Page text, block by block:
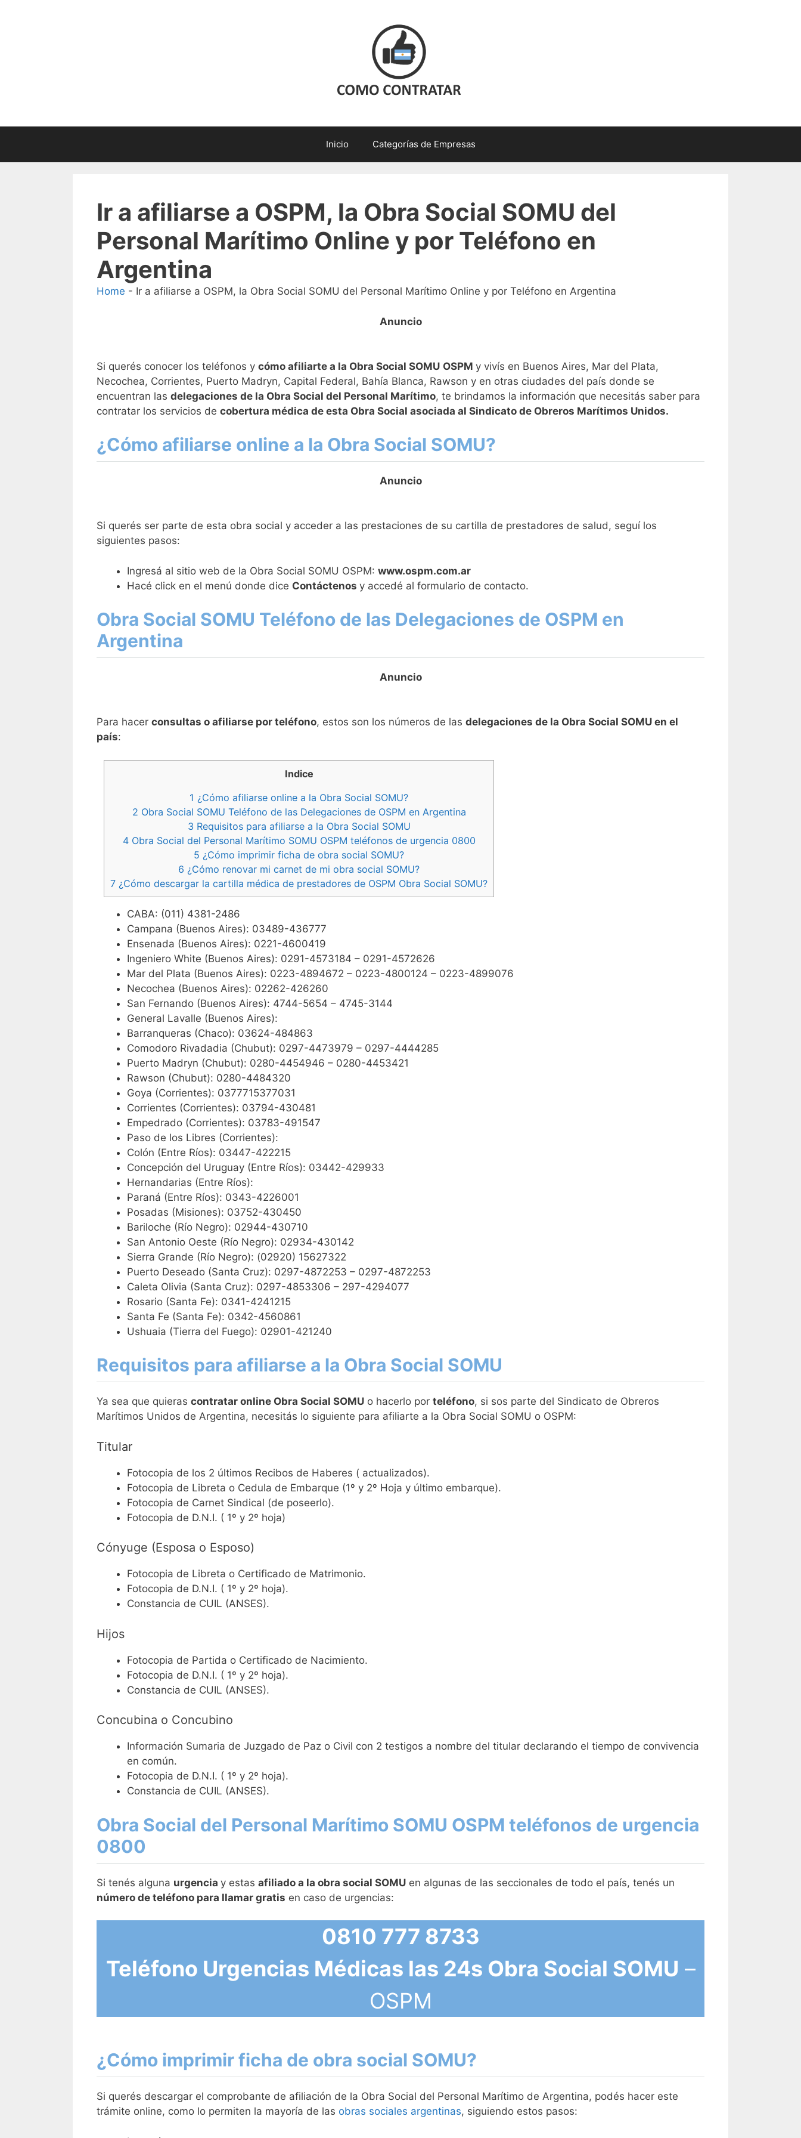
Inicio Categorías de Empresas
Ir a afiliarse a OSPM, la Obra Social SOMU del
Personal Marítimo Online y por Teléfono en
Argentina
Home - Ir a afiliarse a OSPM, la Obra Social SOMU del Personal Marítimo Online y por Teléfono en Argentina
Si querés conocer los teléfonos y cómo afiliarte a la Obra Social SOMU OSPM y vivís en Buenos Aires, Mar del Plata,
Necochea, Corrientes, Puerto Madryn, Capital Federal, Bahía Blanca, Rawson y en otras ciudades del país donde se
encuentran las delegaciones de la Obra Social del Personal Marítimo, te brindamos la información que necesitás saber para
contratar los servicios de cobertura médica de esta Obra Social asociada al Sindicato de Obreros Marítimos Unidos.
¿Cómo afiliarse online a la Obra Social SOMU?
Si querés ser parte de esta obra social y acceder a las prestaciones de su cartilla de prestadores de salud, seguí los
siguientes pasos:
Ingresá al sitio web de la Obra Social SOMU OSPM: www.ospm.com.ar
Hacé click en el menú donde dice Contáctenos y accedé al formulario de contacto.
Obra Social SOMU Teléfono de las Delegaciones de OSPM en
Argentina
Para hacer consultas o afiliarse por teléfono, estos son los números de las delegaciones de la Obra Social SOMU en el
país:
Indice
1 ¿Cómo afiliarse online a la Obra Social SOMU?
2 Obra Social SOMU Teléfono de las Delegaciones de OSPM en Argentina
3 Requisitos para afiliarse a la Obra Social SOMU
4Obra Social del Personal Marítimo SOMU OSPM teléfonos de urgencia 0800
5 ¿Cómo imprimir ficha de obra social SOMU?
6 ¿Cómo renovar mi carnet de mi obra social SOMU?
7 ¿Cómo descargar la cartilla médica de prestadores de OSPM Obra Social SOMU?
CABA: (011) 4381-2486
Campana (Buenos Aires): 03489-436777
Ensenada (Buenos Aires): 0221-4600419
Ingeniero White (Buenos Aires): 0291-4573184 – 0291-4572626
Mar del Plata (Buenos Aires): 0223-4894672 – 0223-4800124 – 0223-4899076
Necochea (Buenos Aires): 02262-426260
San Fernando (Buenos Aires): 4744-5654 – 4745-3144
General Lavalle (Buenos Aires):
Barranqueras (Chaco): 03624-484863
Comodoro Rivadadia (Chubut): 0297-4473979 – 0297-4444285
Puerto Madryn (Chubut): 0280-4454946 – 0280-4453421
Rawson (Chubut): 0280-4484320
Goya (Corrientes): 0377715377031
Corrientes (Corrientes): 03794-430481
Empedrado (Corrientes): 03783-491547
Paso de los Libres (Corrientes):
Colón (Entre Ríos): 03447-422215
Concepción del Uruguay (Entre Ríos): 03442-429933
Hernandarias (Entre Ríos):
Paraná (Entre Ríos): 0343-4226001
Posadas (Misiones): 03752-430450
Bariloche (Río Negro): 02944-430710
San Antonio Oeste (Río Negro): 02934-430142
Sierra Grande (Río Negro): (02920) 15627322
Puerto Deseado (Santa Cruz): 0297-4872253 – 0297-4872253
Caleta Olivia (Santa Cruz): 0297-4853306 – 297-4294077
Rosario (Santa Fe): 0341-4241215
Santa Fe (Santa Fe): 0342-4560861
Ushuaia (Tierra del Fuego): 02901-421240
Requisitos para afiliarse a la Obra Social SOMU
Ya sea que quieras contratar online Obra Social SOMU o hacerlo por teléfono, si sos parte del Sindicato de Obreros
Marítimos Unidos de Argentina, necesitás lo siguiente para afiliarte a la Obra Social SOMU o OSPM:
Titular
Fotocopia de los 2 últimos Recibos de Haberes ( actualizados).
Fotocopia de Libreta o Cedula de Embarque (1º y 2º Hoja y último embarque).
Fotocopia de Carnet Sindical (de poseerlo).
Fotocopia de D.N.I. ( 1º y 2º hoja)
Cónyuge (Esposa o Esposo)
Fotocopia de Libreta o Certificado de Matrimonio.
Fotocopia de D.N.I. ( 1º y 2º hoja).
Constancia de CUIL (ANSES).
Hijos
Fotocopia de Partida o Certificado de Nacimiento.
Fotocopia de D.N.I. ( 1º y 2º hoja).
Constancia de CUIL (ANSES).
Concubina o Concubino
Información Sumaria de Juzgado de Paz o Civil con 2 testigos a nombre del titular declarando el tiempo de convivencia
en común.
Fotocopia de D.N.I. ( 1º y 2º hoja).
Constancia de CUIL (ANSES).
Obra Social del Personal Marítimo SOMU OSPM teléfonos de urgencia
0800
Si tenés alguna urgencia y estas afiliado a la obra social SOMU en algunas de las seccionales de todo el país, tenés un
número de teléfono para llamar gratis en caso de urgencias:
0810 777 8733
Teléfono Urgencias Médicas las 24s Obra Social SOMU –
OSPM
¿Cómo imprimir ficha de obra social SOMU?
Si querés descargar el comprobante de afiliación de la Obra Social del Personal Marítimo de Argentina, podés hacer este
trámite online, como lo permiten la mayoría de las obras sociales argentinas, siguiendo estos pasos: